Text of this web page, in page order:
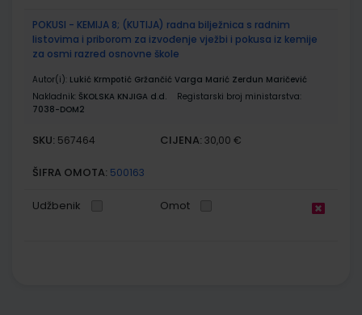
POKUSI - KEMIJA 8; (KUTIJA) radna bilježnica s radnim
listovima i priborom za izvođenje vježbi i pokusa iz kemije
za osmi razred osnovne škole
Autor(i): Lukić Krmpotić Gržančić Varga Marić Zerdun Maričević
Nakladnik: ŠKOLSKA KNJIGA d.d.
Registarski broj ministarstva:
7038-DOM2
SKU: 567464 CIJENA: 30,00 €
ŠIFRA OMOTA: 500163
Udžbenik Omot